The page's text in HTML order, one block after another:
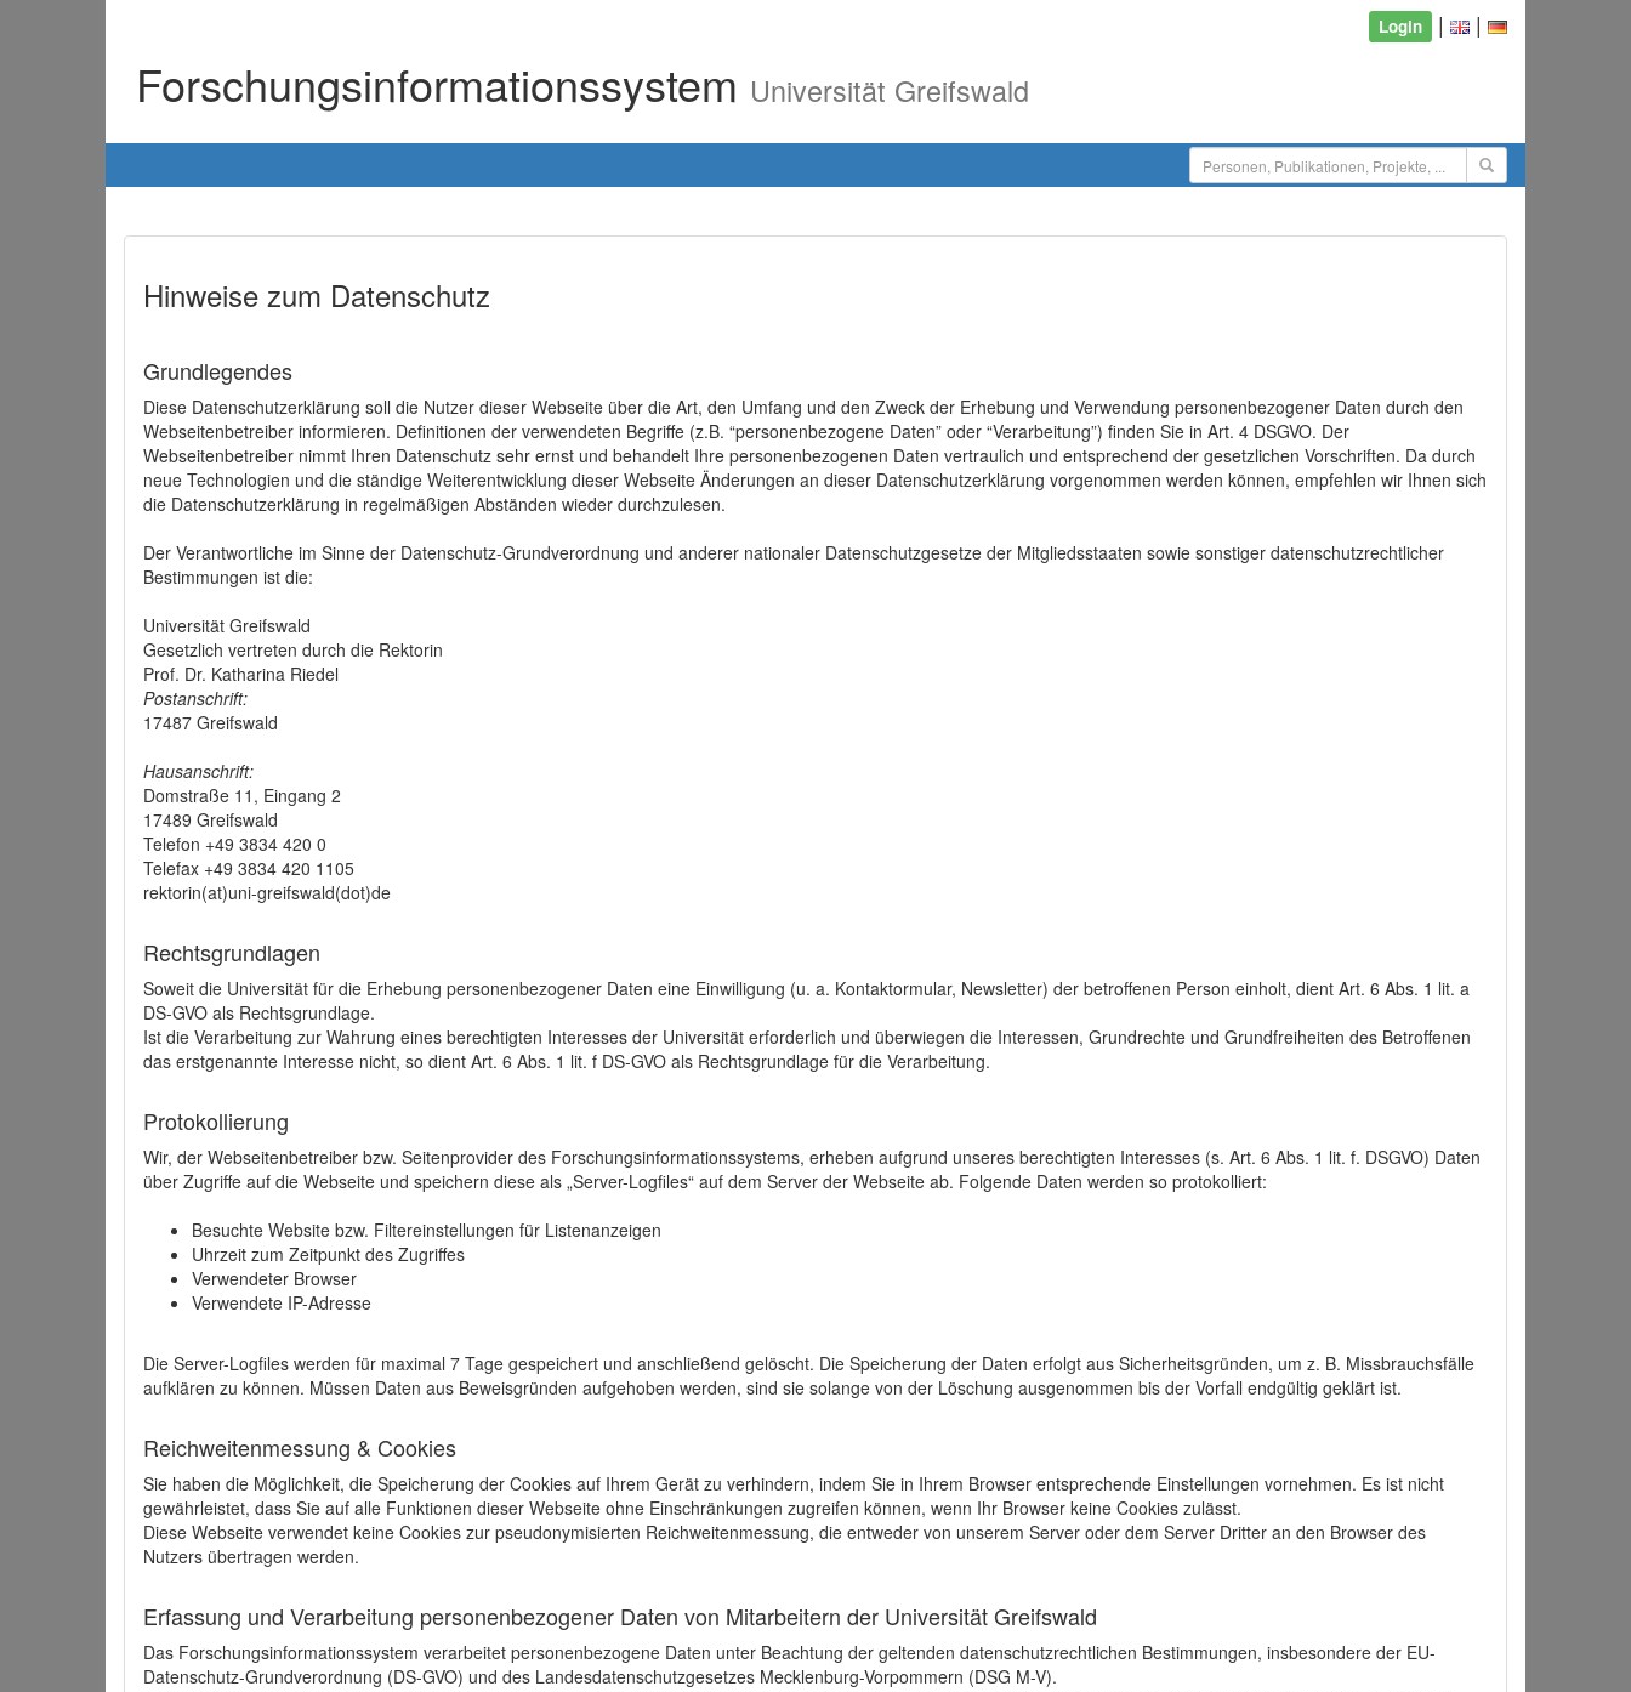
Login | |
Forschungsinformationssystem Universität Greifswald
Hinweise zum Datenschutz
Grundlegendes
Diese Datenschutzerklärung soll die Nutzer dieser Webseite über die Art, den Umfang und den Zweck der Erhebung und Verwendung personenbezogener Daten durch den
Webseitenbetreiber informieren. Definitionen der verwendeten Begriffe (z.B. “personenbezogene Daten” oder “Verarbeitung”) finden Sie in Art. 4 DSGVO. Der
Webseitenbetreiber nimmt Ihren Datenschutz sehr ernst und behandelt Ihre personenbezogenen Daten vertraulich und entsprechend der gesetzlichen Vorschriften. Da durch
neue Technologien und die ständige Weiterentwicklung dieser Webseite Änderungen an dieser Datenschutzerklärung vorgenommen werden können, empfehlen wir Ihnen sich
die Datenschutzerklärung in regelmäßigen Abständen wieder durchzulesen.
Der Verantwortliche im Sinne der Datenschutz-Grundverordnung und anderer nationaler Datenschutzgesetze der Mitgliedsstaaten sowie sonstiger datenschutzrechtlicher
Bestimmungen ist die:
Universität Greifswald
Gesetzlich vertreten durch die Rektorin
Prof. Dr. Katharina Riedel
Postanschrift:
17487 Greifswald
Hausanschrift:
Domstraße 11, Eingang 2
17489 Greifswald
Telefon +49 3834 420 0
Telefax +49 3834 420 1105
rektorin(at)uni-greifswald(dot)de
Rechtsgrundlagen
Soweit die Universität für die Erhebung personenbezogener Daten eine Einwilligung (u. a. Kontaktormular, Newsletter) der betroffenen Person einholt, dient Art. 6 Abs. 1 lit. a
DS-GVO als Rechtsgrundlage.
Ist die Verarbeitung zur Wahrung eines berechtigten Interesses der Universität erforderlich und überwiegen die Interessen, Grundrechte und Grundfreiheiten des Betroffenen
das erstgenannte Interesse nicht, so dient Art. 6 Abs. 1 lit. f DS-GVO als Rechtsgrundlage für die Verarbeitung.
Protokollierung
Wir, der Webseitenbetreiber bzw. Seitenprovider des Forschungsinformationssystems, erheben aufgrund unseres berechtigten Interesses (s. Art. 6 Abs. 1 lit. f. DSGVO) Daten
über Zugriffe auf die Webseite und speichern diese als „Server-Logfiles“ auf dem Server der Webseite ab. Folgende Daten werden so protokolliert:
Besuchte Website bzw. Filtereinstellungen für Listenanzeigen
Uhrzeit zum Zeitpunkt des Zugriffes
Verwendeter Browser
Verwendete IP-Adresse
Die Server-Logfiles werden für maximal 7 Tage gespeichert und anschließend gelöscht. Die Speicherung der Daten erfolgt aus Sicherheitsgründen, um z. B. Missbrauchsfälle
aufklären zu können. Müssen Daten aus Beweisgründen aufgehoben werden, sind sie solange von der Löschung ausgenommen bis der Vorfall endgültig geklärt ist.
Reichweitenmessung & Cookies
Sie haben die Möglichkeit, die Speicherung der Cookies auf Ihrem Gerät zu verhindern, indem Sie in Ihrem Browser entsprechende Einstellungen vornehmen. Es ist nicht
gewährleistet, dass Sie auf alle Funktionen dieser Webseite ohne Einschränkungen zugreifen können, wenn Ihr Browser keine Cookies zulässt.
Diese Webseite verwendet keine Cookies zur pseudonymisierten Reichweitenmessung, die entweder von unserem Server oder dem Server Dritter an den Browser des
Nutzers übertragen werden.
Erfassung und Verarbeitung personenbezogener Daten von Mitarbeitern der Universität Greifswald
Das Forschungsinformationssystem verarbeitet personenbezogene Daten unter Beachtung der geltenden datenschutzrechtlichen Bestimmungen, insbesondere der EU-
Datenschutz-Grundverordnung (DS-GVO) und des Landesdatenschutzgesetzes Mecklenburg-Vorpommern (DSG M-V).